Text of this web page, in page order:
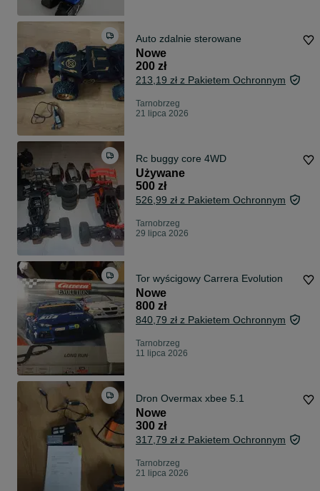
Auto zdalnie sterowane
Nowe
200 zł
213,19 zł z Pakietem Ochronnym
Tarnobrzeg
21 lipca 2026
Rc buggy core 4WD
Używane
500 zł
526,99 zł z Pakietem Ochronnym
Tarnobrzeg
29 lipca 2026
Tor wyścigowy Carrera Evolution
Nowe
800 zł
840,79 zł z Pakietem Ochronnym
Tarnobrzeg
11 lipca 2026
Dron Overmax xbee 5.1
Nowe
300 zł
317,79 zł z Pakietem Ochronnym
Tarnobrzeg
21 lipca 2026